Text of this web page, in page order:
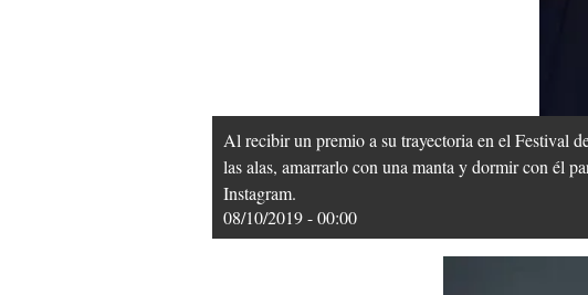
Al recibir un premio a su trayectoria en el Festival
las alas, amarrarlo con una manta y dormir con él
Instagram.
08/10/2019 - 00:00